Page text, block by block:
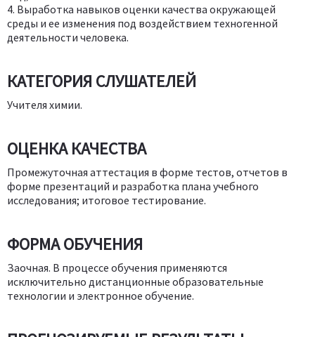
4. Выработка навыков оценки качества окружающей
среды и ее изменения под воздействием техногенной
деятельности человека.
КАТЕГОРИЯ СЛУШАТЕЛЕЙ
Учителя химии.
ОЦЕНКА КАЧЕСТВА
Промежуточная аттестация в форме тестов, отчетов в
форме презентаций и разработка плана учебного
исследования; итоговое тестирование.
ФОРМА ОБУЧЕНИЯ
Заочная. В процессе обучения применяются
исключительно дистанционные образовательные
технологии и электронное обучение.